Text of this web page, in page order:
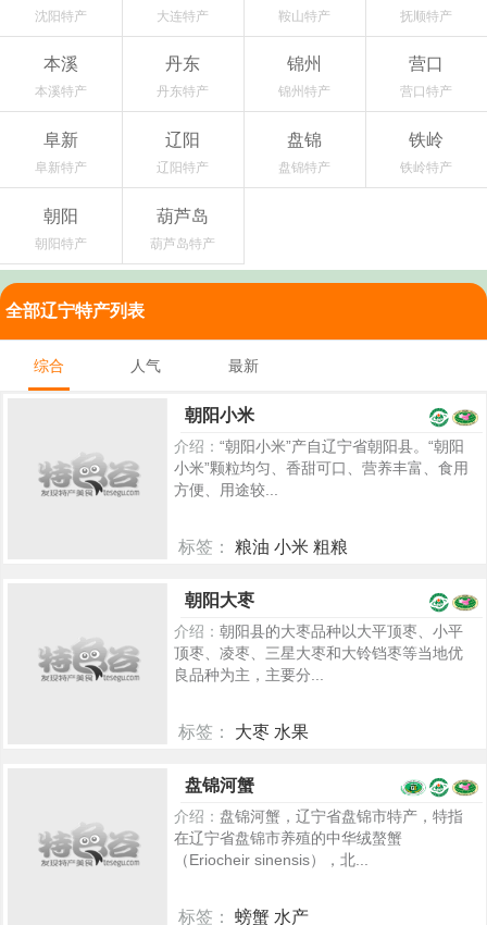
沈阳特产 大连特产 鞍山特产 抚顺特产
本溪
本溪特产
丹东
丹东特产
锦州
锦州特产
营口
营口特产
阜新
阜新特产
辽阳
辽阳特产
盘锦
盘锦特产
铁岭
铁岭特产
朝阳
朝阳特产
葫芦岛
葫芦岛特产
全部辽宁特产列表
综合 人气 最新
朝阳小米
介绍： “朝阳小米”产自辽宁省朝阳县。“朝阳
小米”颗粒均匀、香甜可口、营养丰富、食用
方便、用途较...
标签： 粮油 小米 粗粮
朝阳大枣
介绍： 朝阳县的大枣品种以大平顶枣、小平
顶枣、凌枣、三星大枣和大铃铛枣等当地优
良品种为主，主要分...
标签： 大枣 水果
盘锦河蟹
介绍： 盘锦河蟹，辽宁省盘锦市特产，特指
在辽宁省盘锦市养殖的中华绒螯蟹
（Eriocheir sinensis），北...
标签： 螃蟹 水产